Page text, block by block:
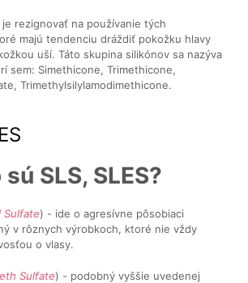
rezignovať na používanie tých
majú tendenciu dráždiť pokožku hlavy
uší. Táto skupina silikónov sa nazýva
sem: Simethicone, Trimethicone,
Trimethylsilylamodimethicone.
sú SLS, SLES?
Sulfate) - ide o agresívne pôsobiaci
v rôznych výrobkoch, ktoré nie vždy
o vlasy.
Sulfate) - podobný vyššie uvedenej